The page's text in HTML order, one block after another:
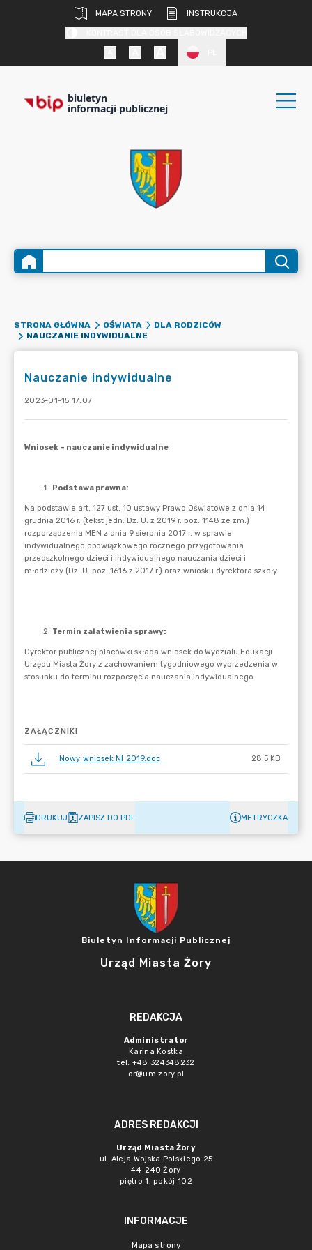
MAPA STRONY
INSTRUKCJA
biuletyn
informacji publicznej
STRONA GŁÓWNA OŚWIATA
DLA RODZICÓW
NAUCZANIE INDYWIDUALNE
Nauczanie indywidualne
2023-01-15 17:07
ZAŁĄCZNIKI
Nowy wniosek NI 2019.doc 28.5 KB
DRUKUJ ZAPISZ DO PDF METRYCZKA
Biuletyn Informacji Publicznej
Urząd Miasta Żory
REDAKCJA
Administrator
Karina Kostka
tel. +48 324348232
or@um.zory.pl
ADRES REDAKCJI
Urząd Miasta Żory
ul. Aleja Wojska Polskiego 25
44-240 Żory
piętro 1, pokój 102
INFORMACJE
Mapa strony